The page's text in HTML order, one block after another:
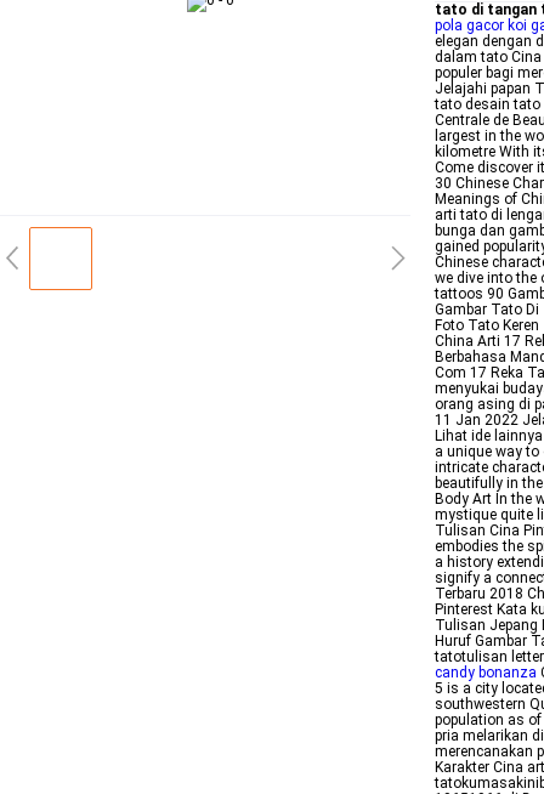
tato di tangan
pola gacor koi
elegan dengan
dalam tato
populer bagi
Jelajahi papan
tato desain tato
Centrale de
largest in the
kilometre With
Come discover
30 Chinese
Meanings of
arti tato di
bunga dan
gained
Chinese
we dive into the
tattoos 90
Gambar Tato
Foto Tato
China Arti 17
Berbahasa
Com 17 Reka
menyukai
orang asing di
11 Jan 2022
Lihat ide
a unique way
intricate
beautifully in
Body Art In the
mystique quite
Tulisan Cina
embodies the
a history
signify a
Terbaru 2018
Pinterest Kata
Tulisan Jepang
Huruf Gambar
tatotulisan
candy bonanza
5 is a city
southwestern
population as
pria melarikan
merencanakan
Karakter Cina